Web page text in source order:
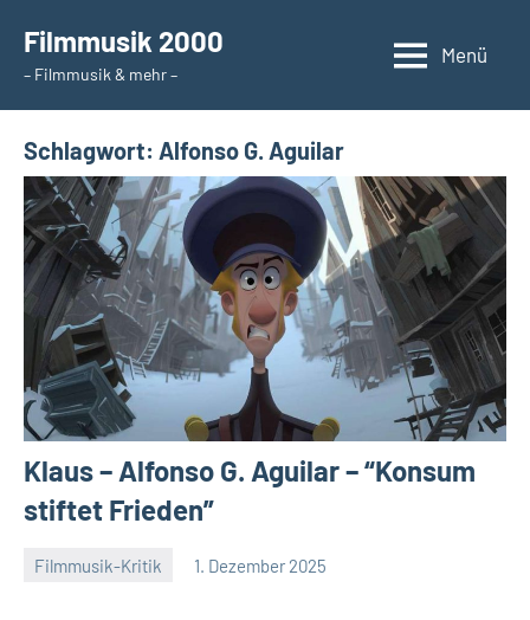
Inhalt
springen
Filmmusik 2000
– Filmmusik & mehr –
Menü
Schlagwort: Alfonso G. Aguilar
Klaus – Alfonso G. Aguilar – “Konsum
stiftet Frieden”
Filmmusik-Kritik 1. Dezember 2025